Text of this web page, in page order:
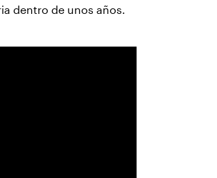
dentro de unos años.